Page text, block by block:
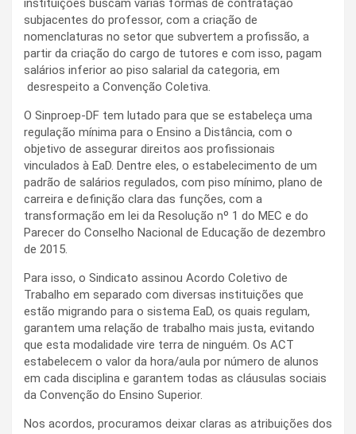
instituições buscam várias formas de contratação
subjacentes do professor, com a criação de
nomenclaturas no setor que subvertem a profissão, a
partir da criação do cargo de tutores e com isso, pagam
salários inferior ao piso salarial da categoria, em
desrespeito a Convenção Coletiva.
O Sinproep-DF tem lutado para que se estabeleça uma
regulação mínima para o Ensino a Distância, com o
objetivo de assegurar direitos aos profissionais
vinculados à EaD. Dentre eles, o estabelecimento de um
padrão de salários regulados, com piso mínimo, plano de
carreira e definição clara das funções, com a
transformação em lei da Resolução nº 1 do MEC e do
Parecer do Conselho Nacional de Educação de dezembro
de 2015.
Para isso, o Sindicato assinou Acordo Coletivo de
Trabalho em separado com diversas instituições que
estão migrando para o sistema EaD, os quais regulam,
garantem uma relação de trabalho mais justa, evitando
que esta modalidade vire terra de ninguém. Os ACT
estabelecem o valor da hora/aula por número de alunos
em cada disciplina e garantem todas as cláusulas sociais
da Convenção do Ensino Superior.
Nos acordos, procuramos deixar claras as atribuições dos